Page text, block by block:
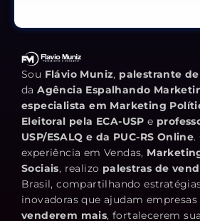
Sou Flávio Muniz, palestrante
daAgência Espalhando
especialista em Marketing
Eleitoral pela ECA-USP e
USP/ESALQ e da PUC-RS Online.
experiência em Vendas,
Sociais, realizo palestras de
Brasil, compartilhando
inovadoras que ajudam
venderem mais, fortalecerem